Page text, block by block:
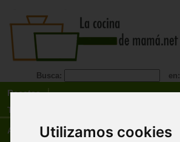
Utilizamos cookies
Busca: en:
Recetas
Tienda
Actualidad